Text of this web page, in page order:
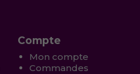
Compte
Mon compte
Commandes